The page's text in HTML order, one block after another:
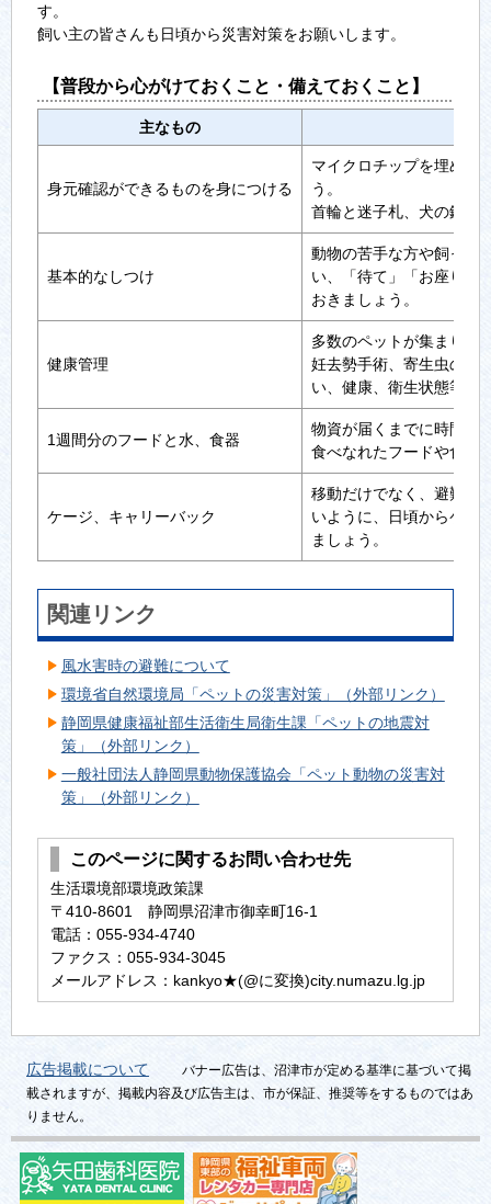
す。
飼い主の皆さんも日頃から災害対策をお願いします。
【普段から心がけておくこと・備えておくこと】
主なもの
身元確認ができるものを身につける
マイクロチップを埋め込
う。
首輪と迷子札、犬の鑑札
基本的なしつけ
動物の苦手な方や飼って
い、「待て」「お座り」
おきましょう。
健康管理
多数のペットが集まり、
妊去勢手術、寄生虫の予
い、健康、衛生状態等を
1週間分のフードと水、食器
物資が届くまでに時間が
食べなれたフードや食器
ケージ、キャリーバック
移動だけでなく、避難場
いように、日頃からケー
ましょう。
関連リンク
風水害時の避難について
環境省自然環境局「ペットの災害対策」（外部リンク）
静岡県健康福祉部生活衛生局衛生課「ペットの地震対
策」（外部リンク）
一般社団法人静岡県動物保護協会「ペット動物の災害対
策」（外部リンク）
このページに関するお問い合わせ先
生活環境部環境政策課
〒410-8601 静岡県沼津市御幸町16-1
電話：055-934-4740
ファクス：055-934-3045
メールアドレス：kankyo★(@に変換)city.numazu.lg.jp
広告掲載について
バナー広告は、沼津市が定める基準に基づいて掲
載されますが、掲載内容及び広告主は、市が保証、推奨等をするものではあ
りません。